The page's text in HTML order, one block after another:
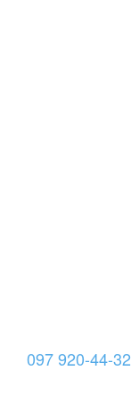
097 920-44-32